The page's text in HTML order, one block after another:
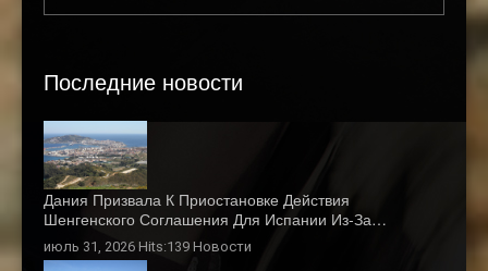
Последние новости
Дания Призвала К Приостановке Действия
Шенгенского Соглашения Для Испании Из-За…
июль 31, 2026 Hits:139 Новости